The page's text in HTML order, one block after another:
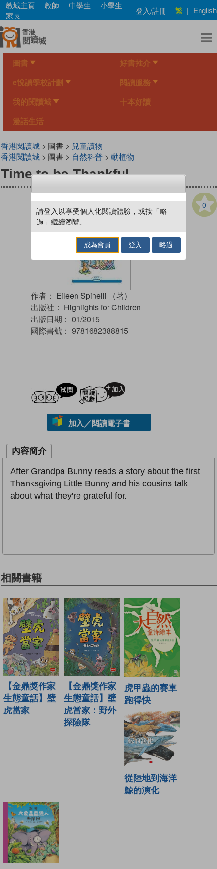
Skip
main
content
教城主頁 教師 中學生
小學生
家長
登入/註冊 | 繁 | English
圖書 好書推介
e悅讀學校計劃 閱讀服務
我的閱讀城 十本好讀
漫話生活
香港閱讀城> 圖書 > 兒童讀物
香港閱讀城> 圖書 > 自然科普> 動植物
Time to be Thankful
0
作者： Eileen Spinelli （著）
出版社： Highlights for Children
出版日期： 01/2015
國際書號： 9781682388815
試閲
加入／閱讀電子書
內容簡介
After Grandpa Bunny reads a story about the first
Thanksgiving Little Bunny and his cousins talk
about what they're grateful for.
相關書籍
【金鼎獎作家
生態童話】壁
虎當家
【金鼎獎作家
生態童話】壁
虎當家：野外
探險隊
虎甲蟲的賽車
跑得快
從陸地到海洋
鯨的演化
請登入以享受個人化閱讀體驗，或按「略
過」繼續瀏覽。
成為會員 登入 略過